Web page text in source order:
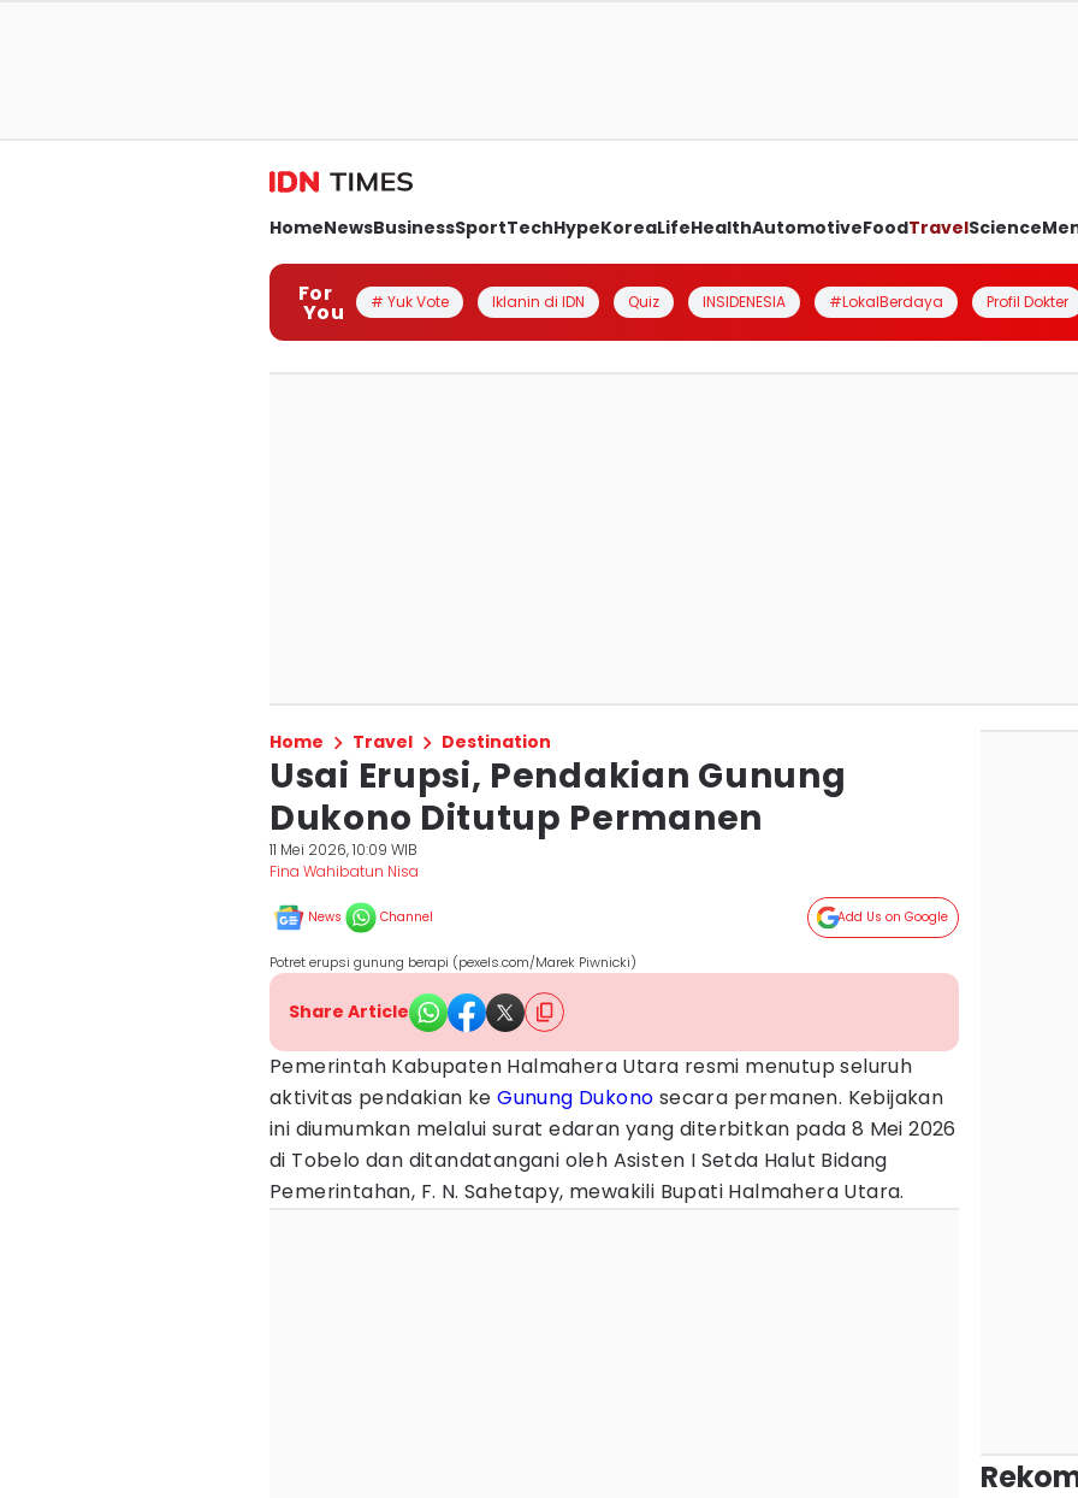
HomeNewsBusinessSportTechHypeKoreaLifeHealthAutomotiveFoodTravelScience
For
You # Yuk Vote Iklanin di IDN Quiz INSIDENESIA #LokalBerdaya Profil Dokter
Home Travel Destination
Usai Erupsi, Pendakian Gunung
Dukono Ditutup Permanen
11 Mei 2026, 10:09 WIB
Fina Wahibatun Nisa
News Channel Add Us on Google
Potret erupsi gunung berapi (pexels.com/Marek Piwnicki)
Share Article
Pemerintah Kabupaten Halmahera Utara resmi menutup seluruh
aktivitas pendakian keGunung Dukono secara permanen. Kebijakan
ini diumumkan melalui surat edaran yang diterbitkan pada 8 Mei 2026
di Tobelo dan ditandatangani oleh Asisten I Setda Halut Bidang
Pemerintahan, F. N. Sahetapy, mewakili Bupati Halmahera Utara.